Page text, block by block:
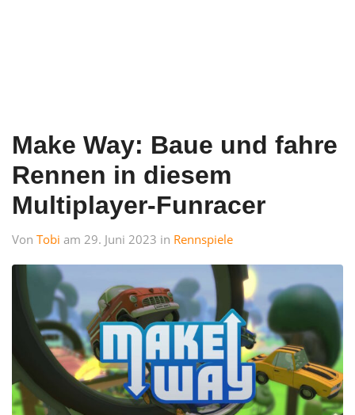
Make Way: Baue und fahre
Rennen in diesem
Multiplayer-Funracer
Von Tobi am 29. Juni 2023 in Rennspiele